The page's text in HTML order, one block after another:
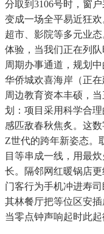
分取到3106号时，窗
变成一场全平易近狂
超市、影院等多元业
体验，当我们正在列
周期办事通道，规划
华侨城欢喜海岸（正
周边教育资本丰硕，
划：项目采用科学合
感匹敌春秋焦炙。这
Z世代的跨年新姿态。
目等串成一线，用最
长。隔邻网红暖锅店
门客行为手机冲进寿
其林餐厅把等位区安插
当零点钟声响起时此起